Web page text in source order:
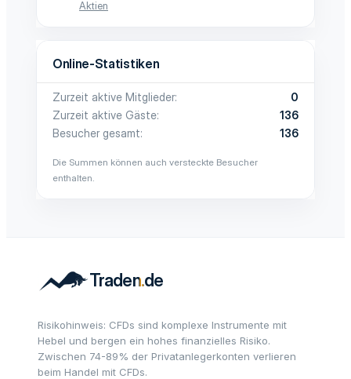
Aktien
Online-Statistiken
Zurzeit aktive Mitglieder
0
Zurzeit aktive Gäste
136
Besucher gesamt
136
Die Summen können auch versteckte Besucher
enthalten.
Risikohinweis: CFDs sind komplexe Instrumente mit
Hebel und bergen ein hohes finanzielles Risiko.
Zwischen 74-89% der Privatanlegerkonten verlieren
beim Handel mit CFDs.